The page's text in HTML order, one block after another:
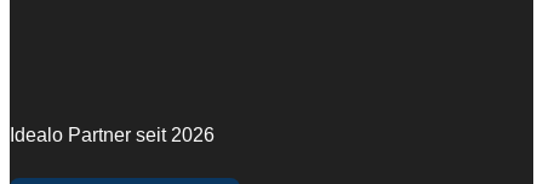
Idealo Partner seit 2026